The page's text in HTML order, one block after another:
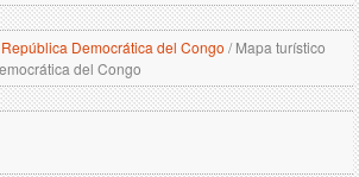
República Democrática del Congo /Mapa turístico
del Congo